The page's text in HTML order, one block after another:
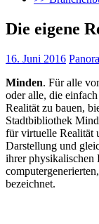
Die eigene
16. Juni 2016
Minden. Für alle
oder alle, die
Realität zu bauen,
Stadtbibliothek
für virtuelle Realität
Darstellung und
ihrer physikalischen
bezeichnet.